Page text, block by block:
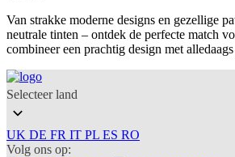
Van strakke moderne designs en gezellige
neutrale tinten – ontdek de perfecte match
combineer een prachtig design met
Selecteer land
UK DE FR IT PL ES RO
Volg ons op: